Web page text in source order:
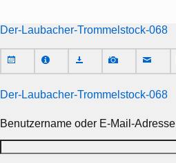
Der-Laubacher-Trommelstock-068
Der-Laubacher-Trommelstock-068
Benutzername oder E-Mail-Adresse